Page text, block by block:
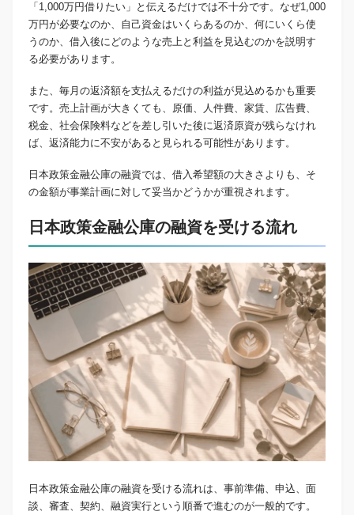
「1,000万円借りたい」と伝えるだけでは不十分です。なぜ1,000
万円が必要なのか、自己資金はいくらあるのか、何にいくら使
うのか、借入後にどのような売上と利益を見込むのかを説明す
る必要があります。
また、毎月の返済額を支払えるだけの利益が見込めるかも重要
です。売上計画が大きくても、原価、人件費、家賃、広告費、
税金、社会保険料などを差し引いた後に返済原資が残らなけれ
ば、返済能力に不安があると見られる可能性があります。
日本政策金融公庫の融資では、借入希望額の大きさよりも、そ
の金額が事業計画に対して妥当かどうかが重視されます。
日本政策金融公庫の融資を受ける流れ
日本政策金融公庫の融資を受ける流れは、事前準備、申込、面
談、審査、契約、融資実行という順番で進むのが一般的です。